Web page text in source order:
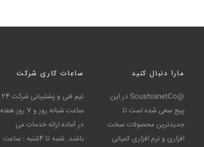
ساعات کاری شرکت
تیم فنی و پشتیبانی شرکت 24
ساعت شبانه روز و 7 روز هفته
در آماده ارائه خدمات می
باشند. شنبه تا 4شنبه : ساعت
مارا دنبال کنید
@SoushianetCo در این
پیج سعی شده است تا
جدیدترین محصولات سخت
افزاری و نرم افزاری کمپانی